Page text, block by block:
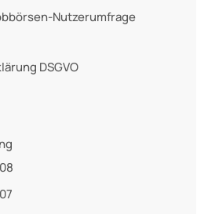
Nutzerumfrage
DSGVO